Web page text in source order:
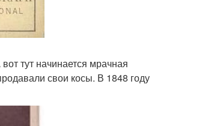
тут начинается мрачная
свои косы. В 1848 году